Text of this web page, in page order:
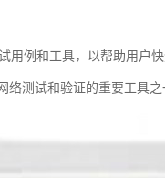
用例和工具，以帮助用户
测试和验证的重要工具之